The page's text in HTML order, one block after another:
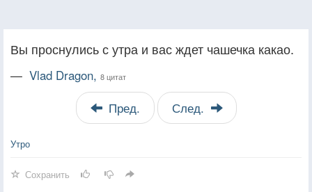
Вы проснулись с утра и вас ждет чашечка какао.
— Vlad Dragon, 8 цитат
Пред. След.
Утро
Сохранить